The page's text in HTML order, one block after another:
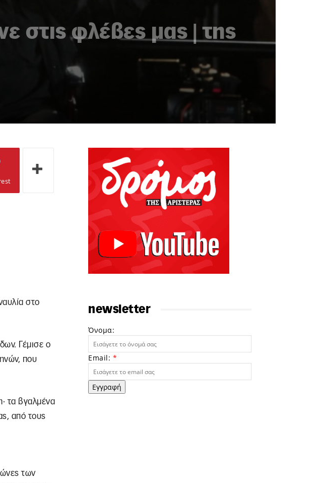
στις φλέβες μας | της
στο
Γέμισε ο
που
τα βγαλμένα
από τους
των
newsletter
Όνομα:
Email: *
Εγγραφή